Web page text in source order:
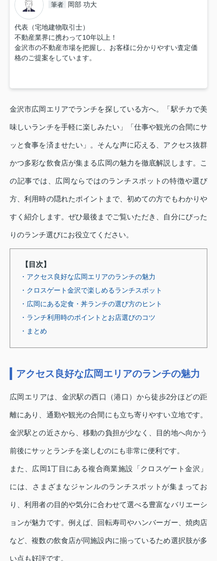
筆者 岡部 功大
代表（宅地建物取引士）
不動産業界に携わって10年以上！
金沢市の不動産市場を把握し、お客様に分かりやすい査定価
格のご提案をしています。
金沢市広岡エリアでランチを探している方へ。「駅チカで美
味しいランチを手軽に楽しみたい」「仕事や観光の合間にサ
ッと食事を済ませたい」。そんな声に応える、アクセス抜群
かつ多彩な飲食店が集まる広岡の魅力を徹底解説します。こ
の記事では、広岡ならではのランチスポットの特徴や選び
方、利用時の隠れたポイントまで、初めての方でもわかりや
すく紹介します。ぜひ最後までご覧いただき、自分にぴった
りのランチ選びにお役立てください。
【目次】
・アクセス良好な広岡エリアのランチの魅力
・クロスゲート金沢で楽しめるランチスポット
・広岡にある定食・丼ランチの選び方のヒント
・ランチ利用時のポイントとお店選びのコツ
・まとめ
アクセス良好な広岡エリアのランチの魅力
広岡エリアは、金沢駅の西口（港口）から徒歩2分ほどの距
離にあり、通勤や観光の合間にも立ち寄りやすい立地です。
金沢駅との近さから、移動の負担が少なく、目的地へ向かう
前後にサッとランチを楽しむのにも非常に便利です。
また、広岡1丁目にある複合商業施設「クロスゲート金沢」
には、さまざまなジャンルのランチスポットが集まってお
り、利用者の目的や気分に合わせて選べる豊富なバリエーシ
ョンが魅力です。例えば、回転寿司やハンバーガー、焼肉店
など、複数の飲食店が同施設内に揃っているため選択肢が多
い点も好評です。